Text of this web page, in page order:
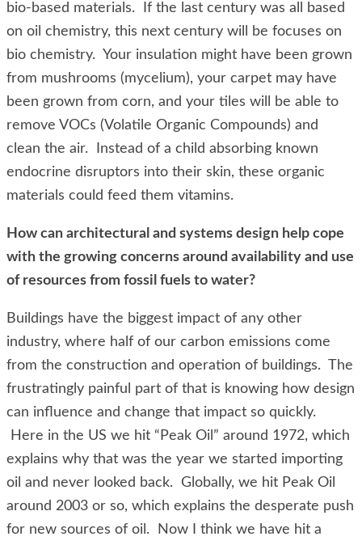
bio-based materials. If the last century was all based
on oil chemistry, this next century will be focuses on
bio chemistry. Your insulation might have been grown
from mushrooms (mycelium), your carpet may have
been grown from corn, and your tiles will be able to
remove VOCs (Volatile Organic Compounds) and
clean the air. Instead of a child absorbing known
endocrine disruptors into their skin, these organic
materials could feed them vitamins.
How can architectural and systems design help cope
with the growing concerns around availability and use
of resources from fossil fuels to water?
Buildings have the biggest impact of any other
industry, where half of our carbon emissions come
from the construction and operation of buildings. The
frustratingly painful part of that is knowing how design
can influence and change that impact so quickly.
Here in the US we hit “Peak Oil” around 1972, which
explains why that was the year we started importing
oil and never looked back. Globally, we hit Peak Oil
around 2003 or so, which explains the desperate push
for new sources of oil. Now I think we have hit a